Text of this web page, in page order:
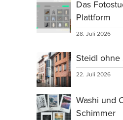
Das
Plattform
28. Juli 2026
Steidl ohne
22. Juli 2026
Washi und
Schimmer